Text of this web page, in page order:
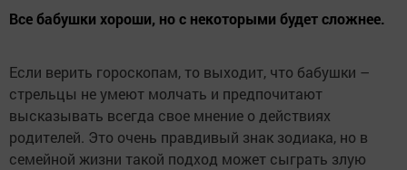
Все бабушки хороши, но с некоторыми будет сложнее.
Если верить гороскопам, то выходит, что бабушки –
стрельцы не умеют молчать и предпочитают
высказывать всегда свое мнение о действиях
родителей. Это очень правдивый знак зодиака, но в
семейной жизни такой подход может сыграть злую